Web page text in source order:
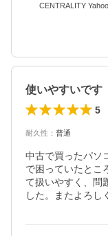
CENTRALITY
使いやすいです
5
耐久性 ： 普通
中古で買ったパソ
で困っていたとこ
て扱いやすく、問
した。またよろし